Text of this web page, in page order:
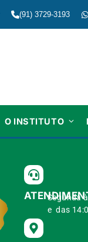
(91) 3729-3193
O INSTITUTO
Segunda
e das